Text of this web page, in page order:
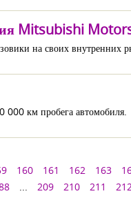
Mitsubishi
на своих
000 км пробега автомобиля.
160 161 162 163
... 209 210 211